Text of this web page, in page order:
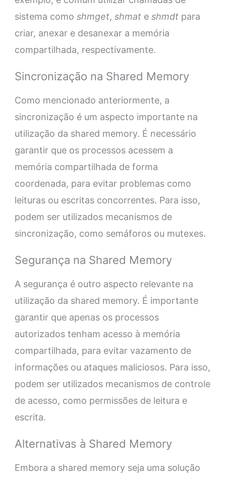
sistema como shmget, shmate shmdtpara
criar, anexar e desanexar a memória
compartilhada, respectivamente.
Sincronização na Shared Memory
Como mencionado anteriormente, a
sincronização é um aspecto importante na
utilização da shared memory. É necessário
garantir que os processos acessem a
memória compartilhada de forma
coordenada, para evitar problemas como
leituras ou escritas concorrentes. Para isso,
podem ser utilizados mecanismos de
sincronização, como semáforos ou mutexes.
Segurança na Shared Memory
A segurança é outro aspecto relevante na
utilização da shared memory. É importante
garantir que apenas os processos
autorizados tenham acesso à memória
compartilhada, para evitar vazamento de
informações ou ataques maliciosos. Para isso,
podem ser utilizados mecanismos de controle
de acesso, como permissões de leitura e
escrita.
Alternativas à Shared Memory
Embora a shared memory seja uma solução